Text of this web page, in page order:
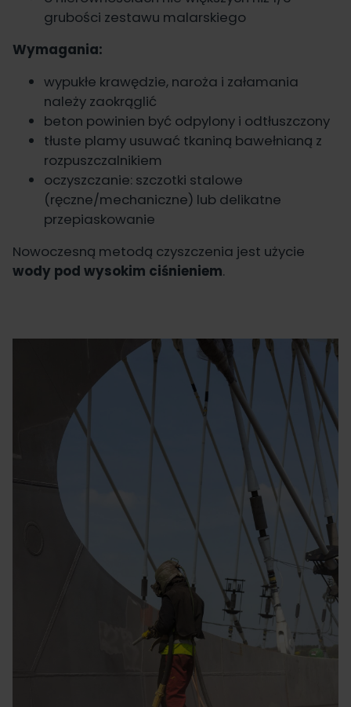
grubości zestawu malarskiego
Wymagania:
wypukłe krawędzie, naroża i załamania
należy zaokrąglić
beton powinien być odpylony i odtłuszczony
tłuste plamy usuwać tkaniną bawełnianą z
rozpuszczalnikiem
oczyszczanie: szczotki stalowe
(ręczne/mechaniczne) lub delikatne
przepiaskowanie
Nowoczesną metodą czyszczenia jest użycie
wody pod wysokim ciśnieniem.